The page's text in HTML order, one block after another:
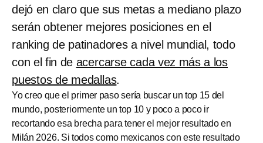
dejó en claro que sus metas a mediano plazo
serán obtener mejores posiciones en el
ranking de patinadores a nivel mundial, todo
con el fin de acercarse cada vez más a los
puestos de medallas.
Yo creo que el primer paso sería buscar un top 15 del
mundo, posteriormente un top 10 y poco a poco ir
recortando esa brecha para tener el mejor resultado en
Milán 2026. Si todos como mexicanos con este resultado